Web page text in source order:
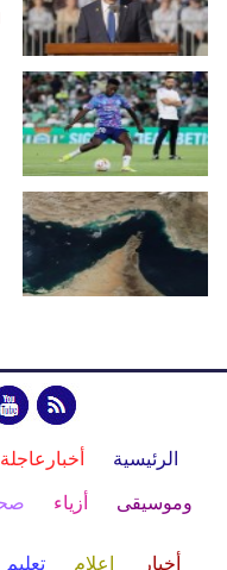
الرئيسية أخبارعاجلة
وموسيقى أزياء
أخبار إعلام تعليم